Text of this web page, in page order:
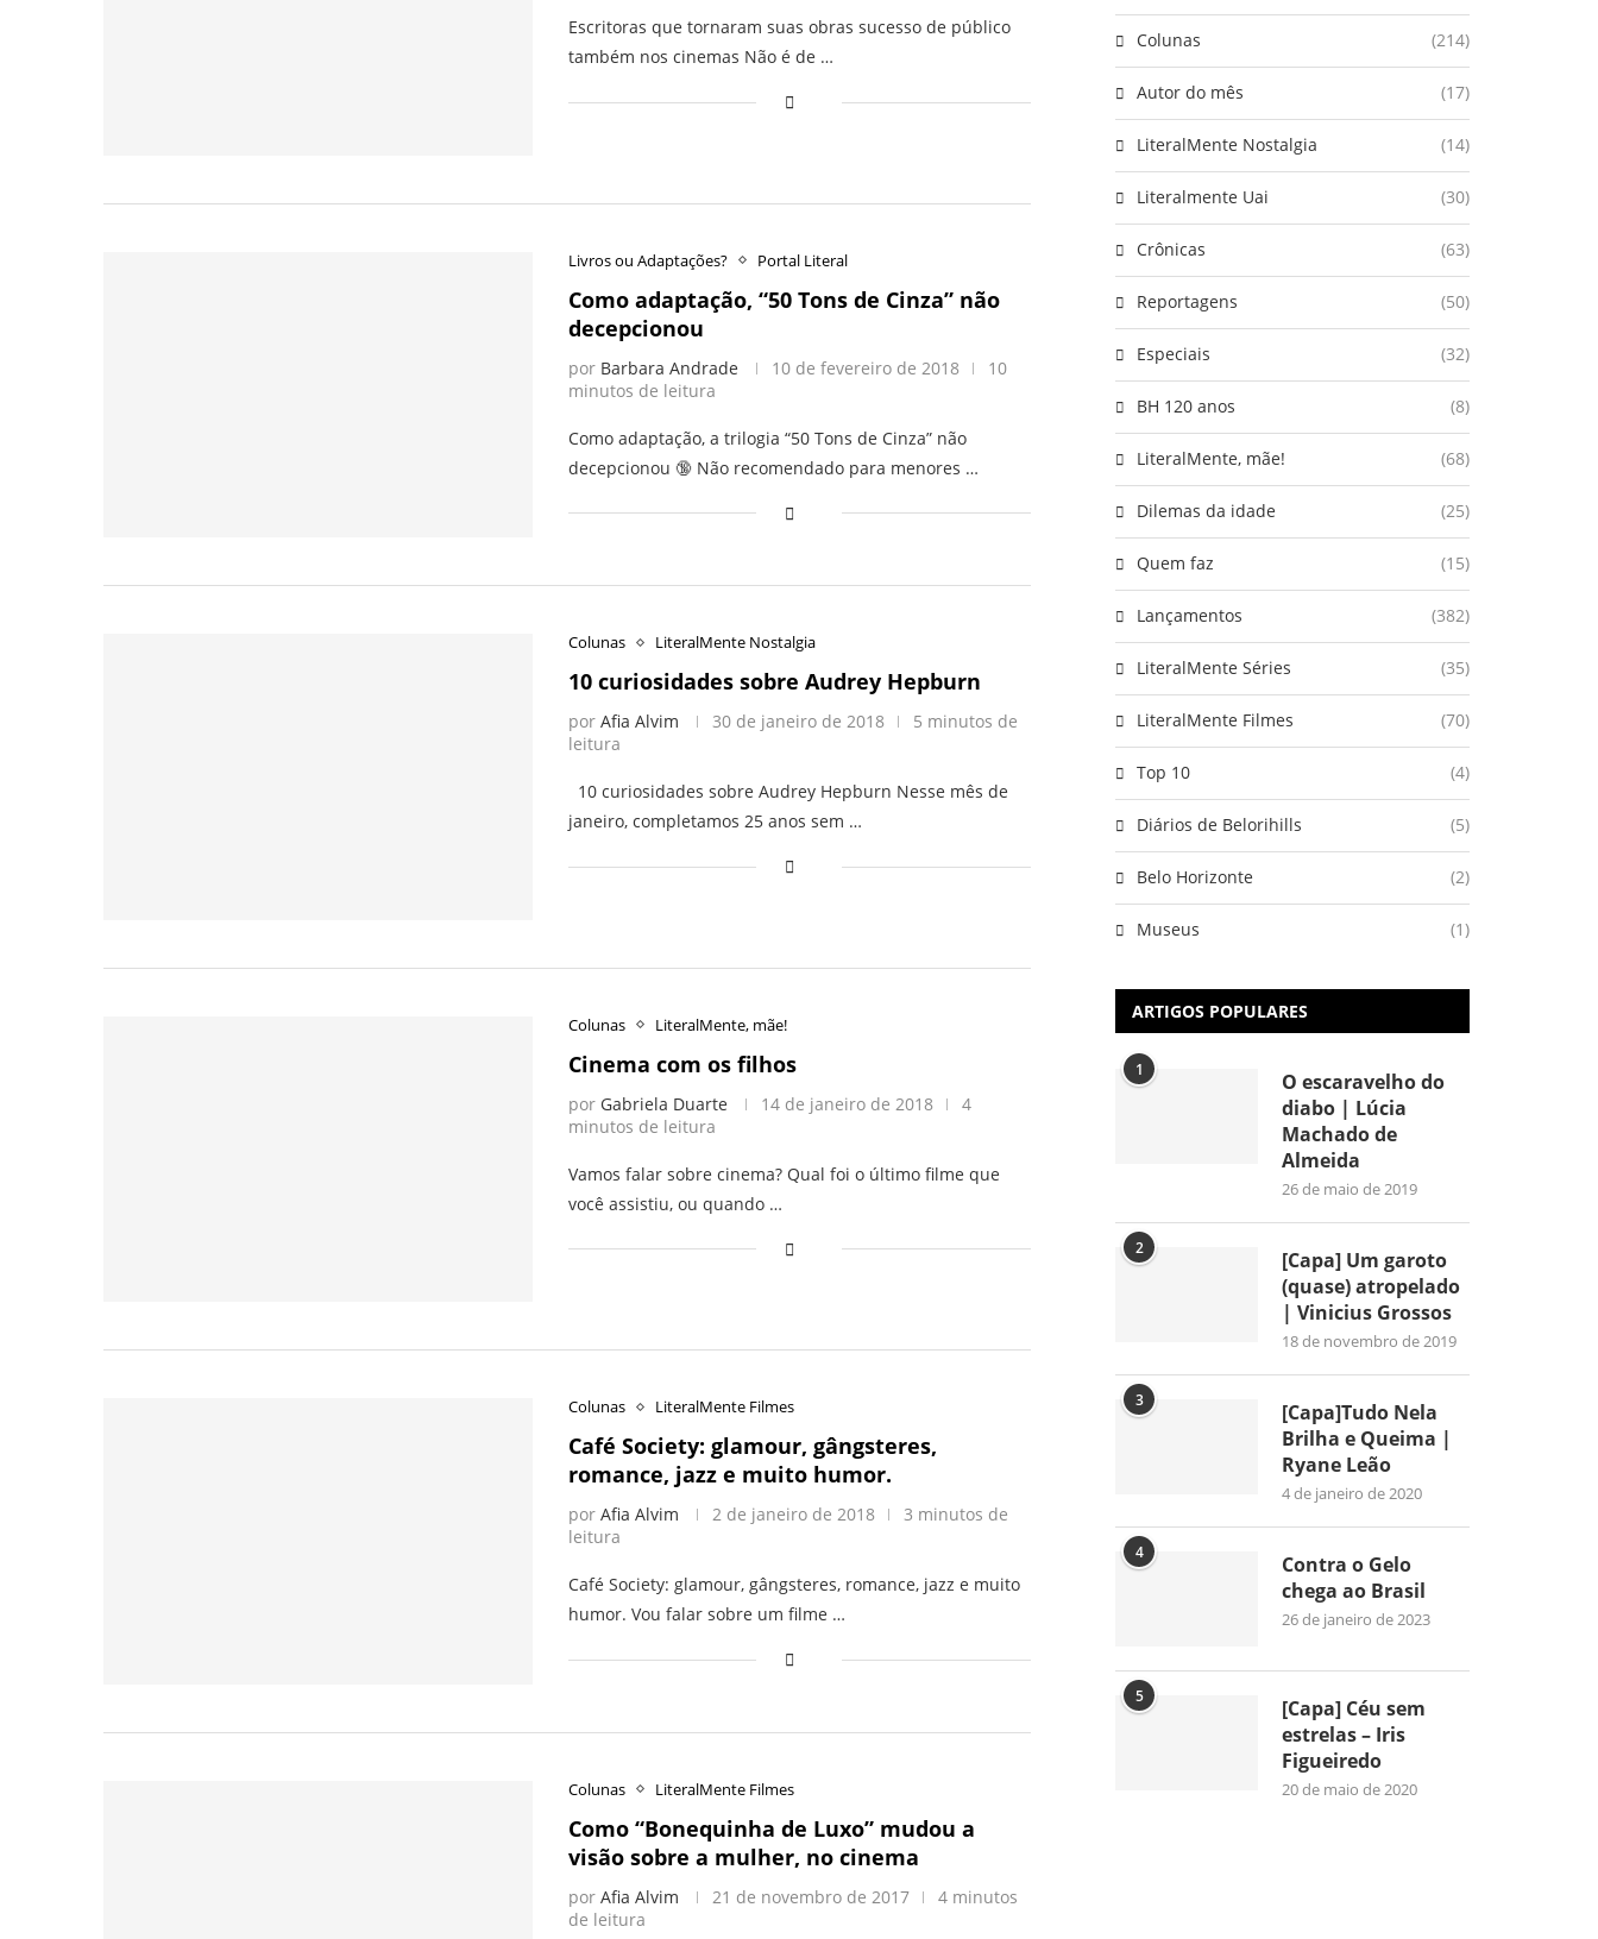
Escritoras que tornaram suas obras sucesso de público
também nos cinemas Não é de …
Livros ou Adaptações? Portal Literal
Como adaptação, “50 Tons de Cinza” não
decepcionou
por Barbara Andrade 10 de fevereiro de 2018
10
minutos de leitura
Como adaptação, a trilogia “50 Tons de Cinza” não
decepcionou 🔞 Não recomendado para menores …
Colunas LiteralMente Nostalgia
10 curiosidades sobre Audrey Hepburn
por Afia Alvim 30 de janeiro de 2018
5 minutos de
leitura
10 curiosidades sobre Audrey Hepburn Nesse mês de
janeiro, completamos 25 anos sem …
Colunas LiteralMente, mãe!
Cinema com os filhos
por Gabriela Duarte 14 de janeiro de 2018
4
minutos de leitura
Vamos falar sobre cinema? Qual foi o último filme que
você assistiu, ou quando …
Colunas LiteralMente Filmes
Café Society: glamour, gângsteres,
romance, jazz e muito humor.
por Afia Alvim 2 de janeiro de 2018
3 minutos de
leitura
Café Society: glamour, gângsteres, romance, jazz e muito
humor. Vou falar sobre um filme …
Colunas LiteralMente Filmes
Como “Bonequinha de Luxo” mudou a
visão sobre a mulher, no cinema
por Afia Alvim 21 de novembro de 2017
4 minutos
de leitura
Colunas (214)
Autor do mês (17)
LiteralMente Nostalgia (14)
Literalmente Uai (30)
Crônicas (63)
Reportagens (50)
Especiais (32)
BH 120 anos (8)
LiteralMente, mãe! (68)
Dilemas da idade (25)
Quem faz (15)
Lançamentos (382)
LiteralMente Séries (35)
LiteralMente Filmes (70)
Top 10 (4)
Diários de Belorihills (5)
Belo Horizonte (2)
Museus (1)
ARTIGOS POPULARES
1
O escaravelho do
diabo | Lúcia
Machado de
Almeida
26 de maio de 2019
2
[Capa] Um garoto
(quase) atropelado
| Vinicius Grossos
18 de novembro de 2019
3
[Capa]Tudo Nela
Brilha e Queima |
Ryane Leão
4 de janeiro de 2020
4
Contra o Gelo
chega ao Brasil
26 de janeiro de 2023
5
[Capa] Céu sem
estrelas – Iris
Figueiredo
20 de maio de 2020